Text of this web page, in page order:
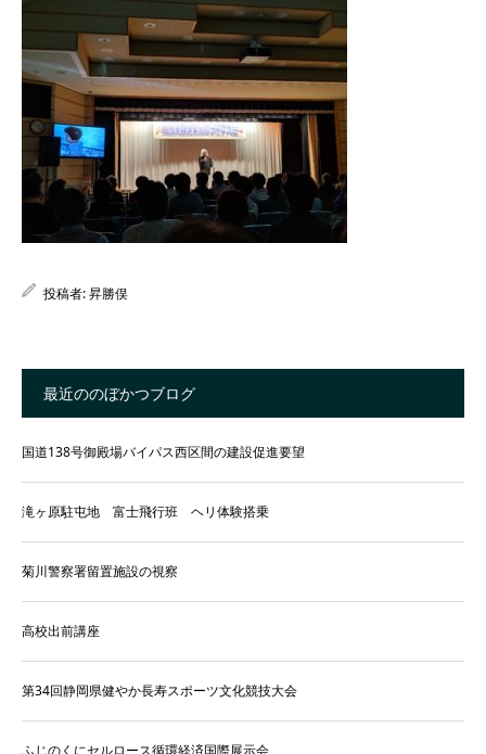
投稿者:昇勝俣
最近ののぼかつブログ
国道138号御殿場バイパス西区間の建設促進要望
滝ヶ原駐屯地 富士飛行班 ヘリ体験搭乗
菊川警察署留置施設の視察
高校出前講座
第34回静岡県健やか長寿スポーツ文化競技大会
ふじのくにセルロース循環経済国際展示会